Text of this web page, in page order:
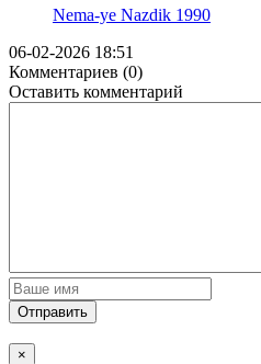
Nema-ye Nazdik 1990
06-02-2026 18:51
Комментариев (0)
Оставить комментарий
Отправить
×